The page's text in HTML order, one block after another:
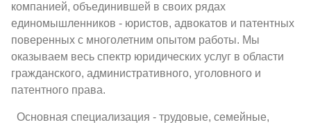
компанией, объединившей в своих рядах
единомышленников - юристов, адвокатов и патентных
поверенных c многолетним опытом работы. Мы
оказываем весь спектр юридических услуг в области
гражданского, административного, уголовного и
патентного права.
Основная специализация - трудовые, семейные,